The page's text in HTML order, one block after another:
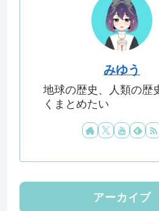
みゆう
地球の歴史、人類の歴
くまとめたい
アーカイブ